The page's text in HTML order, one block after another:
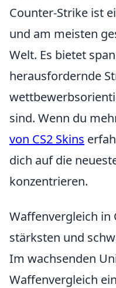
Counter-Strike ist
und am meisten
Welt. Es bietet
herausfordernde
sind. Wenn du
von CS2 Skins
dich auf die
konzentrieren.
Waffenvergleich in
stärksten und
Im wachsenden
Waffenvergleich